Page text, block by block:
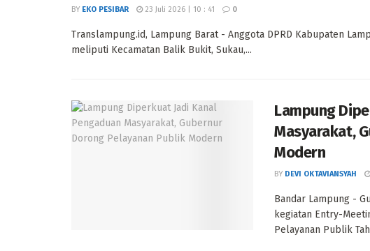
BY EKO PESIBAR 23 Juli 2026 | 10 : 41 0
Translampung.id, Lampung Barat - Anggota DPRD Kabupaten
meliputi Kecamatan Balik Bukit, Sukau,...
Lampung
Masyarakat,
Modern
BY DEVI OKTAVIANSYAH
Bandar Lampung -
kegiatan Entry-
Pelayanan Publik